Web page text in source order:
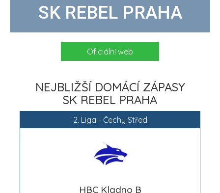
SK REBEL PRAHA
Oficiální web
NEJBLIŽŠÍ DOMÁCÍ ZÁPASY
SK REBEL PRAHA
2. Liga - Čechy Střed
HBC Kladno B